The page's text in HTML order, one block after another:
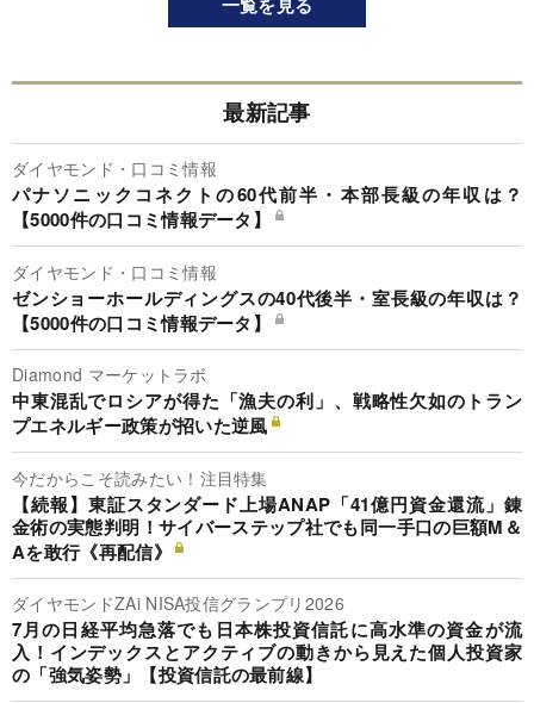
最新記事
ダイヤモンド・口コミ情報
パナソニックコネクトの60代前半・本部長級の年収は？
【5000件の口コミ情報データ】
ダイヤモンド・口コミ情報
ゼンショーホールディングスの40代後半・室長級の年収は？
【5000件の口コミ情報データ】
Diamond マーケットラボ
中東混乱でロシアが得た「漁夫の利」、戦略性欠如のトラン
プエネルギー政策が招いた逆風
今だからこそ読みたい！注目特集
【続報】東証スタンダード上場ANAP「41億円資金還流」錬
金術の実態判明！サイバーステップ社でも同一手口の巨額M＆
Aを敢行《再配信》
ダイヤモンドZAi NISA投信グランプリ2026
7月の日経平均急落でも日本株投資信託に高水準の資金が流
入！インデックスとアクティブの動きから見えた個人投資家
の「強気姿勢」【投資信託の最前線】